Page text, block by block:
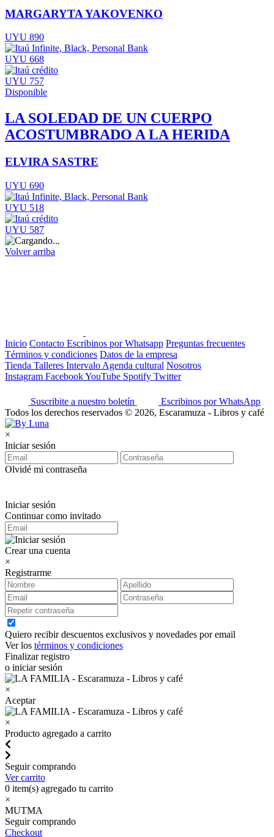
MARGARYTA YAKOVENKO
UYU 890
UYU 668
UYU 757
Disponible
LA SOLEDAD DE UN CUERPO
ACOSTUMBRADO A LA HERIDA
ELVIRA SASTRE
UYU 690
UYU 518
UYU 587
Volver arriba
Inicio Contacto Escribinos por Whatsapp Preguntas frecuentes
Términos y condiciones Datos de la empresa
Tienda Talleres Intervalo Agenda cultural Nosotros
Instagram FacebookYouTube Spotify Twitter
Suscribite a nuestro boletín
Escribinos por WhatsApp
Todos los derechos reservados © 2026, Escaramuza - Libros y café
×
Iniciar sesión
Olvidé mi contraseña
Iniciar sesión
Continuar como invitado
Crear una cuenta
×
Registrarme
Quiero recibir descuentos exclusivos y novedades por email
Ver los términos y condiciones
Finalizar registro
o iniciar sesión
×
Aceptar
×
Producto agregado a carrito
Seguir comprando
Ver carrito
0 item(s) agregado tu carrito
×
MUTMA
Seguir comprando
Checkout